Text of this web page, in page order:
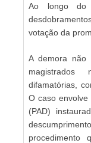
Ao longo do
votação da
A demora não
magistrados
difamatórias,
O caso envolve
(PAD)
procedimento